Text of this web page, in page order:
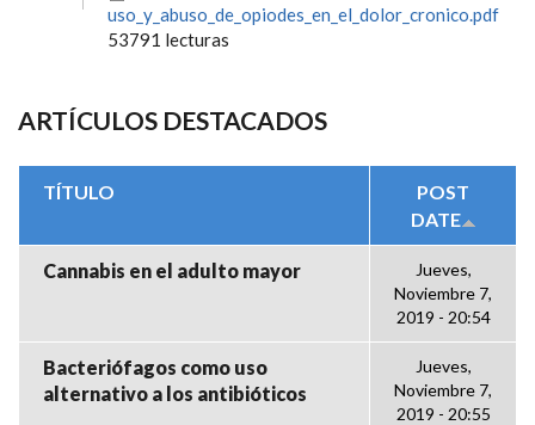
uso_y_abuso_de_opiodes_en_el_dolor_cronico.pdf
53791 lecturas
ARTÍCULOS DESTACADOS
TÍTULO
POST
DATE
Cannabis en el adulto mayor
Jueves,
Noviembre 7,
2019 - 20:54
Bacteriófagos como uso
alternativo a los antibióticos
Jueves,
Noviembre 7,
2019 - 20:55